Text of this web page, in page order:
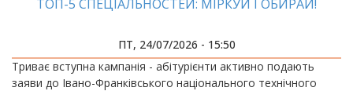
ТОП-5 СПЕЦІАЛЬНОСТЕЙ: МІРКУЙ І ОБИРАЙ!
ПТ, 24/07/2026 - 15:50
Триває вступна кампанія - абітурієнти активно подають
заяви до Івано-Франківського національного технічного